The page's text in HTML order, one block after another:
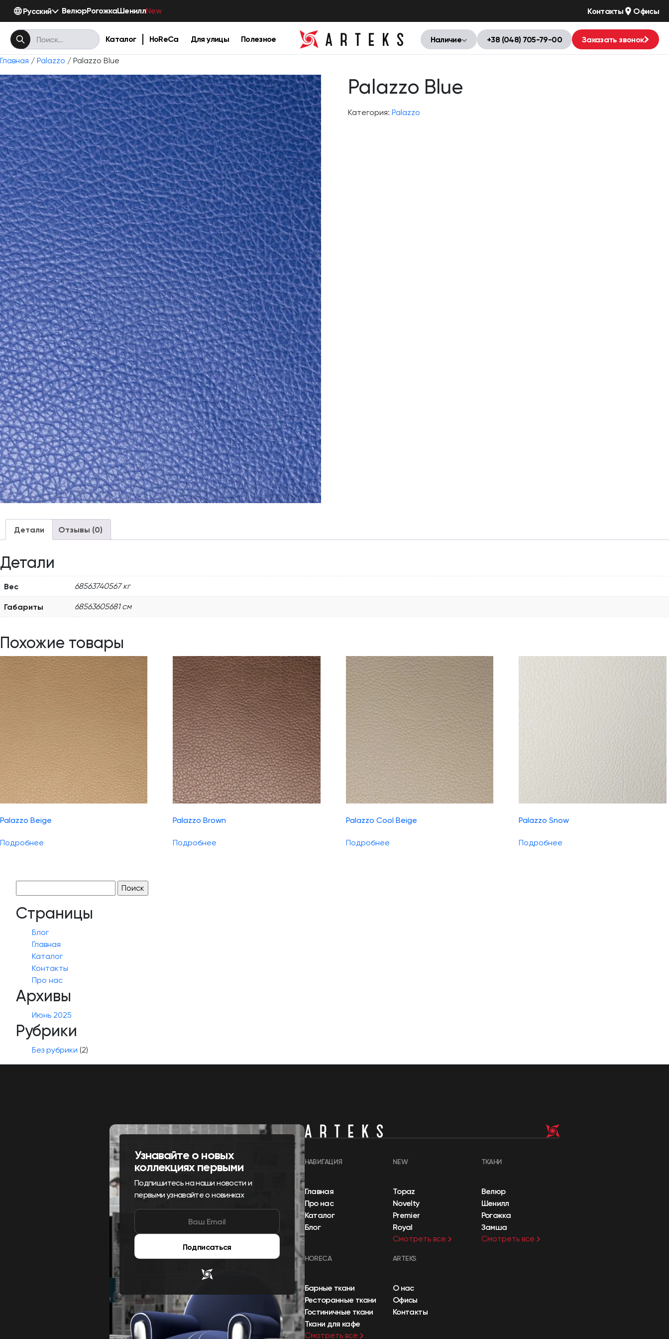
Русский ВелюрРогожкаШениллNew Контакты Офисы
Каталог HoReCa Для улицы Полезное Наличие +38 (048) 705-79-00 Заказать звонок
Главная / Palazzo / Palazzo Blue
Palazzo Blue
Категория: Palazzo
Детали Отзывы (0)
Детали
Вес 68563740567 кг
Габариты 68563605681 см
Похожие товары
Palazzo Beige
Подробнее
Palazzo Brown
Подробнее
Palazzo Cool Beige
Подробнее
Palazzo Snow
Подробнее
Страницы
Блог
Главная
Каталог
Контакты
Про нас
Архивы
Июнь 2025
Рубрики
Без рубрики (2)
Узнавайте о новых
коллекциях первыми
Подпишитесь на наши новости и
первыми узнавайте о новинках
Подписаться
НАВИГАЦИЯ
Главная
Про нас
Каталог
Блог
NEW
Topaz
Novelty
Premier
Royal
Смотреть все
ТКАНИ
Велюр
Шенилл
Рогожка
Замша
Смотреть все
HORECA
Барные ткани
Ресторанные ткани
Гостиничные ткани
Ткани для кафе
Смотреть все
ARTEKS
О нас
Офисы
Контакты